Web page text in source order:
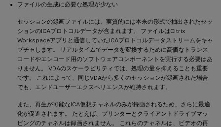
ファイルの生成に必要な処理が少ない
セッションの録画ファイルには、実質的には本来の形式で抽出されたセッ
ションのICAプロトコルデータが含まれます。 ファイルはCitrix
Workspaceアプリと通信していたICAプロトコルデータストリームをキャ
プチャします。 リアルタイムでデータを変換するために高価なトランス
コードやエンコード用のソフトウェアコンポーネントを実行する必要はあ
りません。 VDAのスケーラビリティでは、処理の量を抑えることも重要
です。 これによって、同じVDAから多くのセッションが録画された場合
でも、エンドユーザーエクスペリエンスが維持されます。
また、再生が可能なICA仮想チャネルのみが録画されるため、さらに最適
化が促進されます。 たとえば、プリンターとクライアントドライブマッ
ピングのチャネルは録画されません。 これらのチャネルは、ビデオの再